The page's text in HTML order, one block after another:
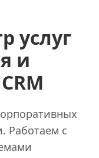
услуг
и
Работаем с